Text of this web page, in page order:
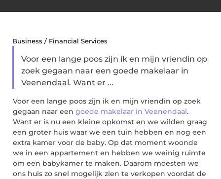
Business / Financial Services
Voor een lange poos zijn ik en mijn vriendin op
zoek gegaan naar een goede makelaar in
Veenendaal. Want er ...
Voor een lange poos zijn ik en mijn vriendin op zoek
gegaan naar een goede makelaar in Veenendaal.
Want er is nu een kleine opkomst en we wilden graag
een groter huis waar we een tuin hebben en nog een
extra kamer voor de baby. Op dat moment woonde
we in een appartement en hebben we weinig ruimte
om een babykamer te maken. Daarom moesten we
ons huis zo snel mogelijk zien te verkopen voordat de